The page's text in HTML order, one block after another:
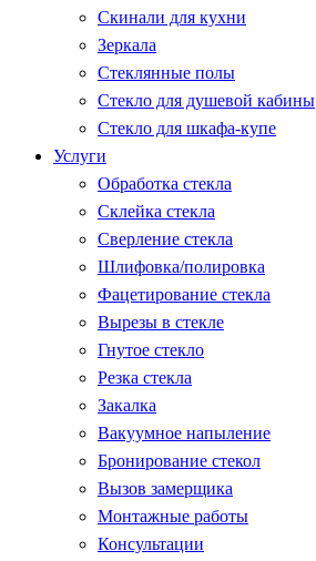
Скинали для кухни
Зеркала
Стеклянные полы
Стекло для душевой кабины
Стекло для шкафа-купе
Услуги
Обработка стекла
Склейка стекла
Сверление стекла
Шлифовка/полировка
Фацетирование стекла
Вырезы в стекле
Гнутое стекло
Резка стекла
Закалка
Вакуумное напыление
Бронирование стекол
Вызов замерщика
Монтажные работы
Консультации